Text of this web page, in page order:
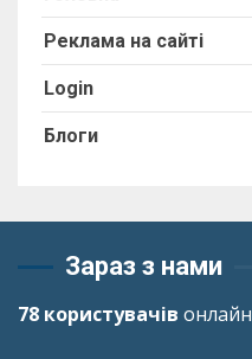
Реклама на сайті
Login
Блоги
Зараз з нами
78 користувачів онлайн